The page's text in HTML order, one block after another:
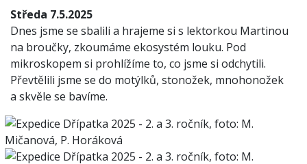
Středa 7.5.2025
Dnes jsme se sbalili a hrajeme si s lektorkou Martinou
na broučky, zkoumáme ekosystém louku. Pod
mikroskopem si prohlížíme to, co jsme si odchytili.
Převtělili jsme se do motýlků, stonožek, mnohonožek
a skvěle se bavíme.